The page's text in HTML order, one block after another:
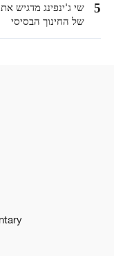
5
שי ג'ינפינג מדגיש
של החינוך הבסיסי